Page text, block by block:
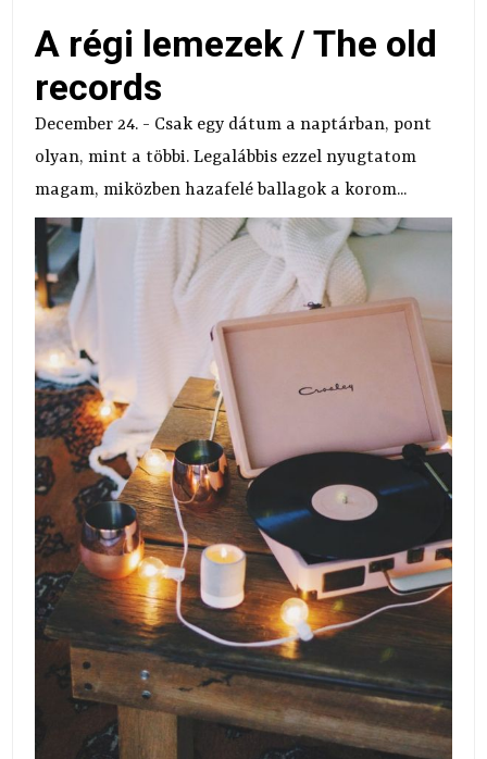
A régi lemezek / The old
records
December 24. - Csak egy dátum a naptárban, pont
olyan, mint a többi. Legalábbis ezzel nyugtatom
magam, miközben hazafelé ballagok a korom...